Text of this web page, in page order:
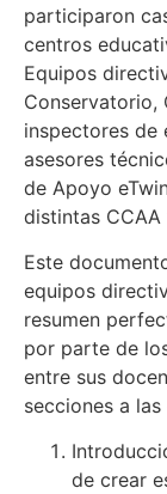
participaron
centros
Equipos
Conservatorio,
inspectores de
asesores
de Apoyo
distintas
Este
equipos
resumen
por parte de
entre sus
secciones a
de crear